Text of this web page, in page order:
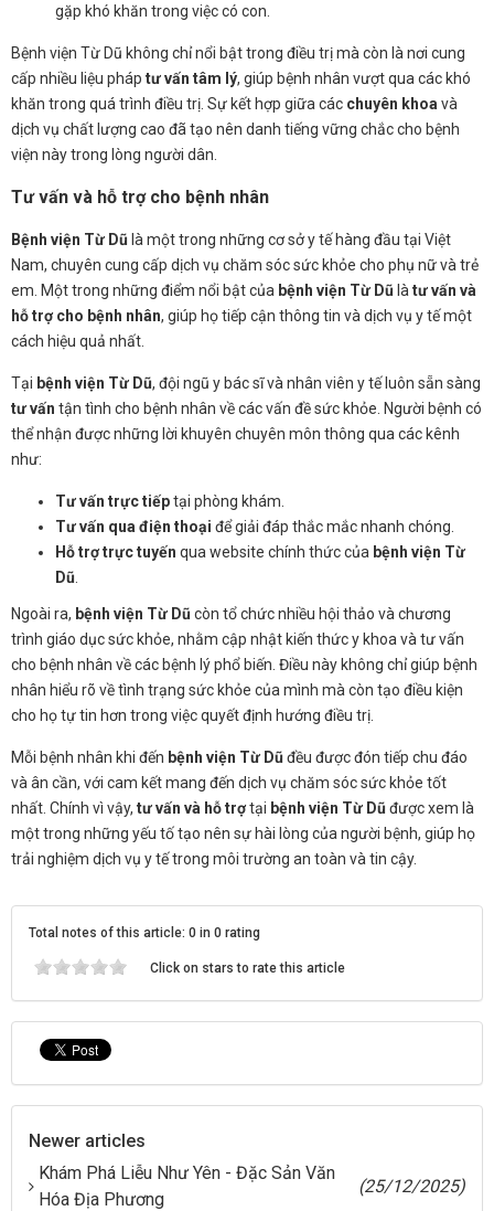
gặp khó khăn trong việc có con.
Bệnh viện Từ Dũ không chỉ nổi bật trong điều trị mà còn là nơi cung
cấp nhiều liệu pháp tư vấn tâm lý, giúp bệnh nhân vượt qua các khó
khăn trong quá trình điều trị. Sự kết hợp giữa các chuyên khoa và
dịch vụ chất lượng cao đã tạo nên danh tiếng vững chắc cho bệnh
viện này trong lòng người dân.
Tư vấn và hỗ trợ cho bệnh nhân
Bệnh viện Từ Dũ là một trong những cơ sở y tế hàng đầu tại Việt
Nam, chuyên cung cấp dịch vụ chăm sóc sức khỏe cho phụ nữ và trẻ
em. Một trong những điểm nổi bật của bệnh viện Từ Dũ là tư vấn và
hỗ trợ cho bệnh nhân, giúp họ tiếp cận thông tin và dịch vụ y tế một
cách hiệu quả nhất.
Tại bệnh viện Từ Dũ, đội ngũ y bác sĩ và nhân viên y tế luôn sẵn sàng
tư vấn tận tình cho bệnh nhân về các vấn đề sức khỏe. Người bệnh có
thể nhận được những lời khuyên chuyên môn thông qua các kênh
như:
Tư vấn trực tiếptại phòng khám.
Tư vấn qua điện thoại để giải đáp thắc mắc nhanh chóng.
Hỗ trợ trực tuyến qua website chính thức của bệnh viện Từ
Dũ
Ngoài ra, bệnh viện Từ Dũ còn tổ chức nhiều hội thảo và chương
trình giáo dục sức khỏe, nhằm cập nhật kiến thức y khoa và tư vấn
cho bệnh nhân về các bệnh lý phổ biến. Điều này không chỉ giúp bệnh
nhân hiểu rõ về tình trạng sức khỏe của mình mà còn tạo điều kiện
cho họ tự tin hơn trong việc quyết định hướng điều trị.
Mỗi bệnh nhân khi đến bệnh viện Từ Dũ đều được đón tiếp chu đáo
và ân cần, với cam kết mang đến dịch vụ chăm sóc sức khỏe tốt
nhất. Chính vì vậy, tư vấn và hỗ trợtại bệnh viện Từ Dũ được xem là
một trong những yếu tố tạo nên sự hài lòng của người bệnh, giúp họ
trải nghiệm dịch vụ y tế trong môi trường an toàn và tin cậy.
Total notes of this article: 0 in 0 rating
Click on stars to rate this article
Newer articles
Khám Phá Liễu Như Yên - Đặc Sản Văn
Hóa Địa Phương
(25/12/2025)